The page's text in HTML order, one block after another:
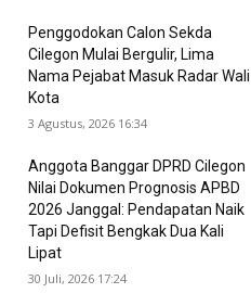
Penggodokan Calon Sekda
Cilegon Mulai Bergulir, Lima
Nama Pejabat Masuk Radar Wali
Kota
3 Agustus, 2026 16:34
Anggota Banggar DPRD Cilegon
Nilai Dokumen Prognosis APBD
2026 Janggal: Pendapatan Naik
Tapi Defisit Bengkak Dua Kali
Lipat
30 Juli, 2026 17:24